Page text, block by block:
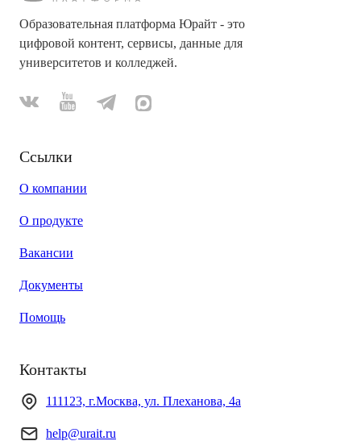
Образовательная платформа Юрайт - это
цифровой контент, сервисы, данные для
университетов и колледжей.
Ссылки
О компании
О продукте
Вакансии
Документы
Помощь
Контакты
111123, г.Москва, ул. Плеханова, 4а
help@urait.ru